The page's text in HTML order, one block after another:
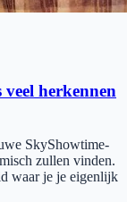
herkennen
SkyShowtime-
zullen vinden.
waar je je eigenlijk